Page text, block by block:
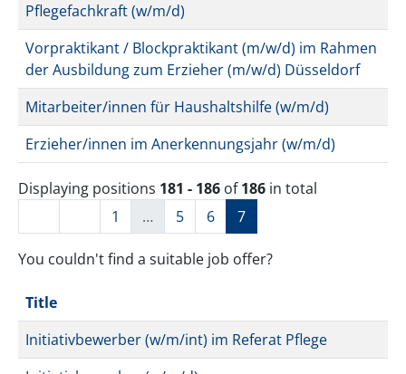
Pflegefachkraft (w/m/d)
Vorpraktikant / Blockpraktikant (m/w/d) im Rahmen
der Ausbildung zum Erzieher (m/w/d) Düsseldorf
Mitarbeiter/innen für Haushaltshilfe (w/m/d)
Erzieher/innen im Anerkennungsjahr (w/m/d)
Displaying positions 181 - 186 of186 in total
1
… 5 6 7
You couldn't find a suitable job offer?
Title
Initiativbewerber (w/m/int) im Referat Pflege